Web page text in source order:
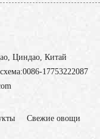
Циндао, Китай
0086-17753222087
Свежие овощи